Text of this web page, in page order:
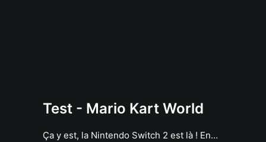
Test - Mario Kart World
Ça y est, la Nintendo Switch 2 est là ! En…